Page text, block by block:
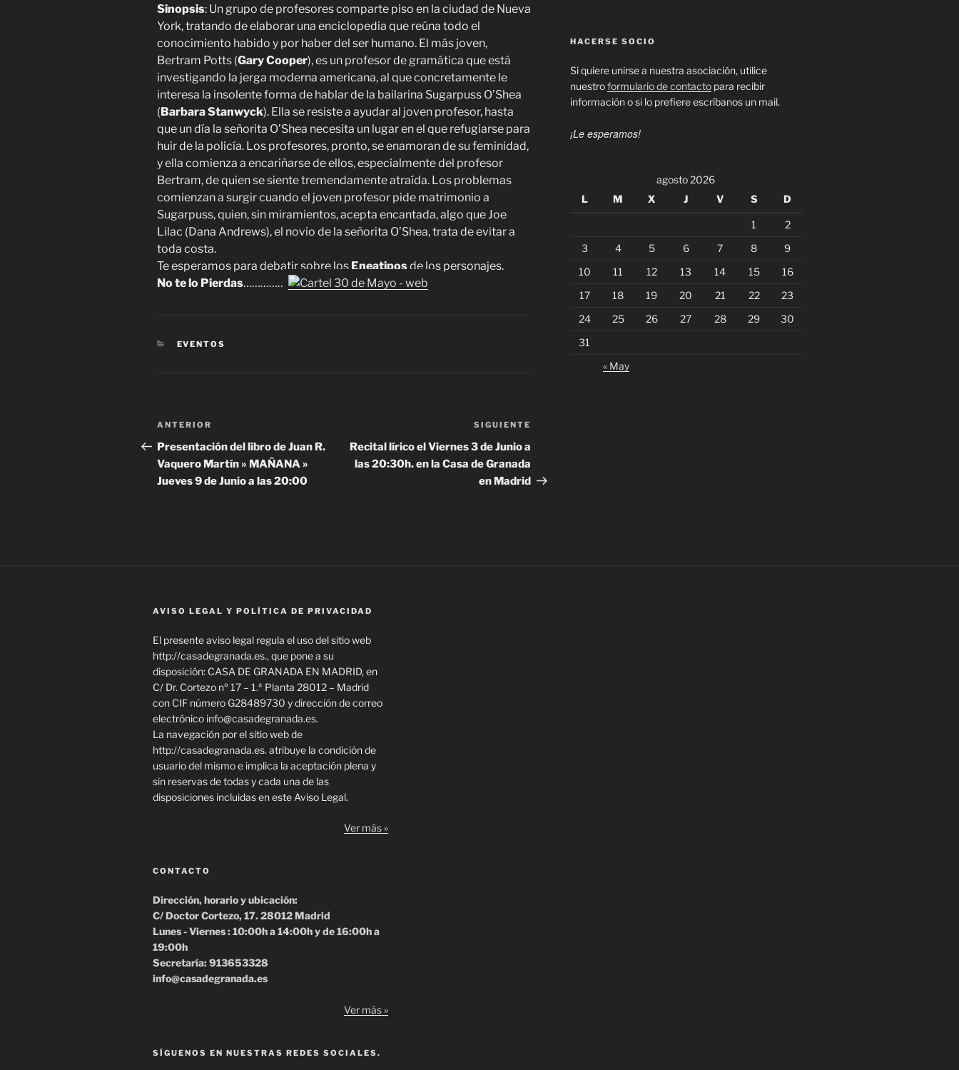
Sinopsis: Un grupo de profesores comparte piso en la ciudad de Nueva
York, tratando de elaborar una enciclopedia que reúna todo el
conocimiento habido y por haber del ser humano. El más joven,
Bertram Potts (Gary Cooper), es un profesor de gramática que está
investigando la jerga moderna americana, al que concretamente le
interesa la insolente forma de hablar de la bailarina Sugarpuss O’Shea
(Barbara Stanwyck). Ella se resiste a ayudar al joven profesor, hasta
que un día la señorita O’Shea necesita un lugar en el que refugiarse para
huir de la policía. Los profesores, pronto, se enamoran de su feminidad,
y ella comienza a encariñarse de ellos, especialmente del profesor
Bertram, de quien se siente tremendamente atraída. Los problemas
comienzan a surgir cuando el joven profesor pide matrimonio a
Sugarpuss, quien, sin miramientos, acepta encantada, algo que Joe
Lilac (Dana Andrews), el novio de la señorita O’Shea, trata de evitar a
toda costa.
Te esperamos para debatir sobre los Eneatiposde los personajes.
No te lo Pierdas…………….
CATEGORÍAS
EVENTOS
Navegación
de
entradas
Entrada
anterior:
ANTERIOR
Presentación del libro de Juan R.
Vaquero Martín » MAÑANA »
Jueves 9 de Junio a las 20:00
SIGUIENTE
Recital lírico el Viernes 3 de Junio a
las 20:30h. en la Casa de Granada
en Madrid
HACERSE SOCIO
Si quiere unirse a nuestra asociación, utilice
nuestroformulario de contactopara recibir
información o si lo prefiere escríbanos un mail.
¡Le esperamos!
agosto 2026
L
M X J V S D
1
2
3
4 5 6 7 8
9
10
11 12 13 14 15
16
17
18 19 20 21 22
23
24
25 26 27 28 29
30
31
« May
AVISO LEGAL Y POLÍTICA DE PRIVACIDAD
El presente aviso legal regula el uso del sitio web
http://casadegranada.es., que pone a su
disposición: CASA DE GRANADA EN MADRID, en
C/ Dr. Cortezo nº 17 – 1.ª Planta 28012 – Madrid
con CIF número G28489730 y dirección de correo
electrónico info@casadegranada.es.
La navegación por el sitio web de
http://casadegranada.es. atribuye la condición de
usuario del mismo e implica la aceptación plena y
sin reservas de todas y cada una de las
disposiciones incluidas en este Aviso Legal.
Ver más »
CONTACTO
Dirección, horario y ubicación:
C/ Doctor Cortezo, 17. 28012 Madrid
Lunes - Viernes : 10:00h a 14:00h y de 16:00h a
19:00h
Secretaría: 913653328
info@casadegranada.es
Ver más »
SÍGUENOS EN NUESTRAS REDES SOCIALES.